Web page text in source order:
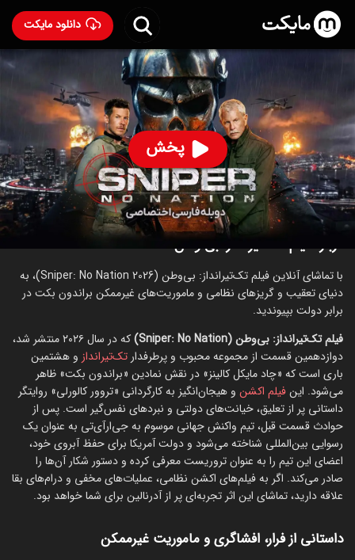
دانلود مایکت
پخش
فیلم تک‌ تیرانداز: بی‌ وطن با دوبله فارسی
Nation 2026
80% ۳.۸
ساخت آمریکا سال 2026
رده سنی ۱۸+
اکشن
درباره فیلم تک‌ تیرانداز: بی‌ وطن
با تماشای آنلاین فیلم تک‌تیرانداز: بی‌وطن (Sniper: No Nation 2026)، به
دنیای تعقیب و گریزهای نظامی و ماموریت‌های غیرممکن براندون بکت در
برابر دولت بپیوندید.
فیلم تک‌تیرانداز: بی‌وطن (Sniper: No Nation)
که در سال ۲۰۲۶ منتشر شد،
دوازدهمین قسمت از مجموعه محبوب و پرطرفدار تک‌تیرانداز و هشتمین
باری است که «چاد مایکل کالینز» در نقش نمادین «براندون بکت» ظاهر
می‌شود. اینفیلم اکشن و هیجان‌انگیز به کارگردانی «تروور کالورلی» روایتگر
داستانی پر از تعلیق، خیانت‌های دولتی و نبردهای نفس‌گیر است. پس از
حوادث قسمت قبل، تیم واکنش جهانی موسوم به جی‌ار‌آی‌تی به عنوان یک
رسوایی بین‌المللی شناخته می‌شود و دولت آمریکا برای حفظ آبروی خود،
اعضای این تیم را به عنوان تروریست معرفی کرده و دستور شکار آن‌ها را
صادر می‌کند. اگر به فیلم‌های اکشن نظامی، عملیات‌های مخفی و درام‌های بقا
علاقه دارید، تماشای این اثر تجربه‌ای پر از آدرنالین برای شما خواهد بود.
داستانی از فرار، افشاگری و ماموریت غیرممکن